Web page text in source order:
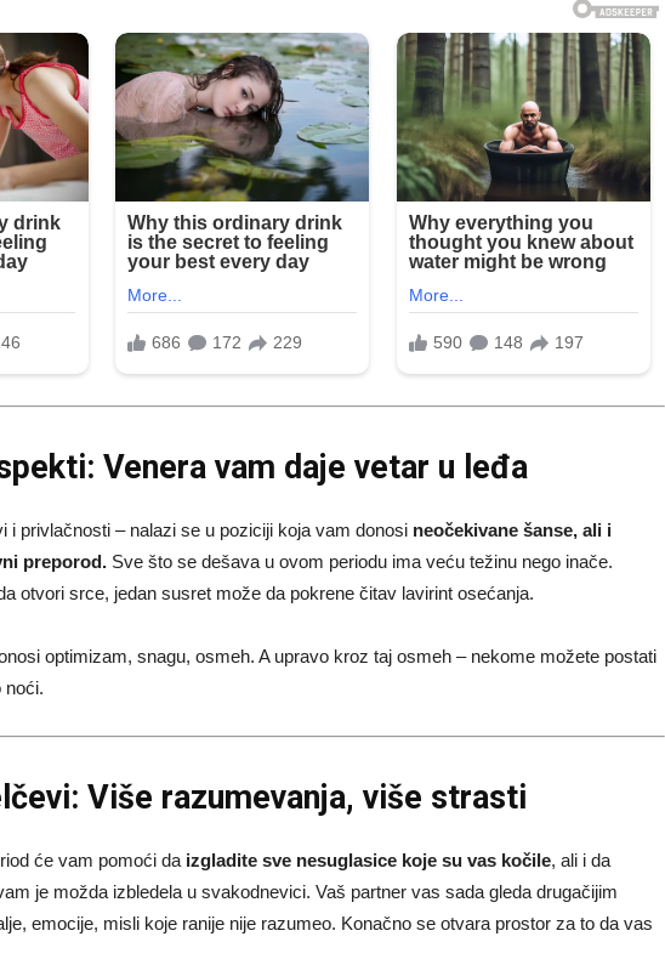
Venera vam daje vetar u leđa
i privlačnosti – nalazi se u poziciji koja vam donosi neočekivane šanse, ali i
preporod. Sve što se dešava u ovom periodu ima veću težinu nego inače.
otvori srce, jedan susret može da pokrene čitav lavirint osećanja.
optimizam, snagu, osmeh. A upravo kroz taj osmeh – nekome možete postati
noći.
Više razumevanja, više strasti
će vam pomoći da izgladite sve nesuglasice koje su vas kočile, ali i da
je možda izbledela u svakodnevici. Vaš partner vas sada gleda drugačijim
emocije, misli koje ranije nije razumeo. Konačno se otvara prostor za to da vas